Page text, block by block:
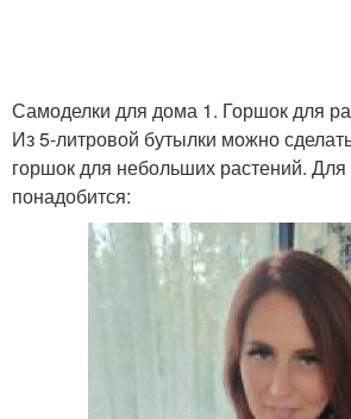
Самоделки для дома 1. Горшок для
Из 5-литровой бутылки можно
горшок для небольших растений. Для
понадобится: